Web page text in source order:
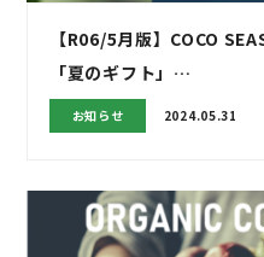
【R06/5月版】COCO
「夏のギフト」…
お知らせ 2024.05.31